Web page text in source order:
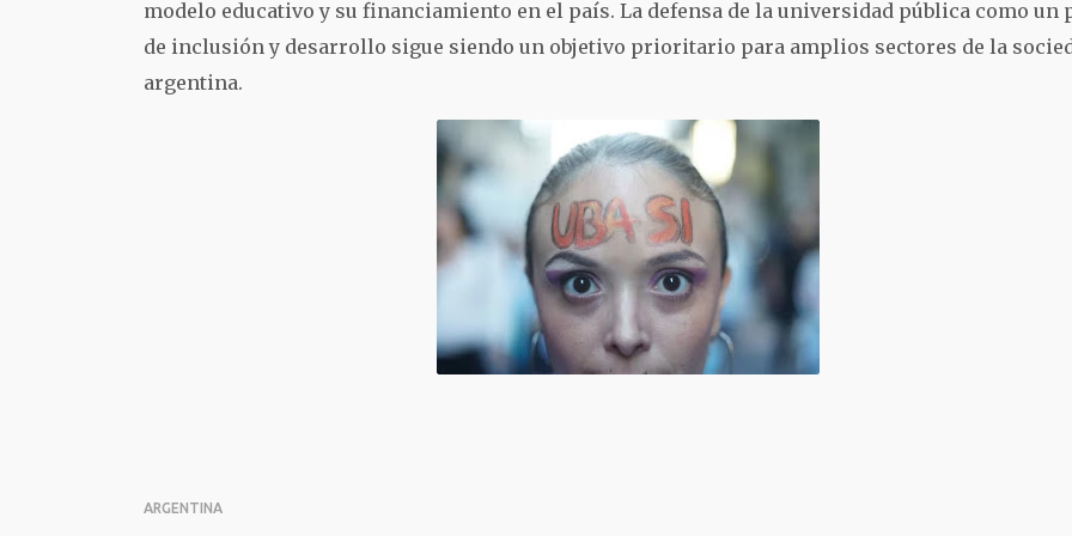
modelo educativo y su financiamiento en el país. La defensa de la universidad pública como un
de inclusión y desarrollo sigue siendo un objetivo prioritario para amplios sectores de la
argentina.
ARGENTINA